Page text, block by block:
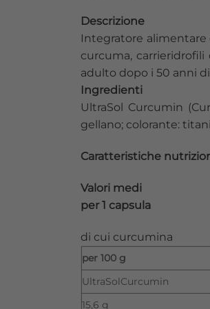
Descrizione
Integratore
curcuma,
adulto dopo i 50 anni
Ingredienti
UltraSol Curcumin
gellano; colorante:
Caratteristiche
Valori medi
per 1 capsula
di cui curcumina
per 100 g
UltraSolCurcumin
15,6 g